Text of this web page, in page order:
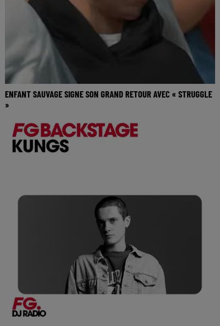
ENFANT SAUVAGE SIGNE SON GRAND RETOUR AVEC « STRUGGLE
»
l’Application FG (IOS https://urlz.fr/hhZx